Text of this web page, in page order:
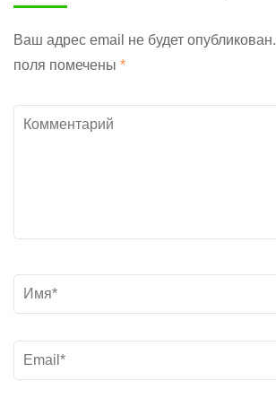
Ваш адрес email не будет опубликован.
поля помечены *
Комментарий
Название
Электронная
почта*